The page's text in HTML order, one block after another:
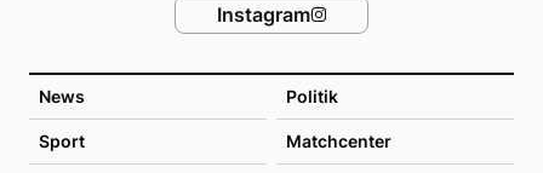
News Politik
Sport Matchcenter
Instagram